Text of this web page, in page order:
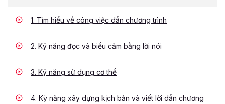
1. Tìm hiểu về công việc dẫn chương trình
2. Kỹ năng đọc và biểu cảm bằng lời nói
3. Kỹ năng sử dụng cơ thể
4. Kỹ năng xây dựng kịch bản và viết lời dẫn chương